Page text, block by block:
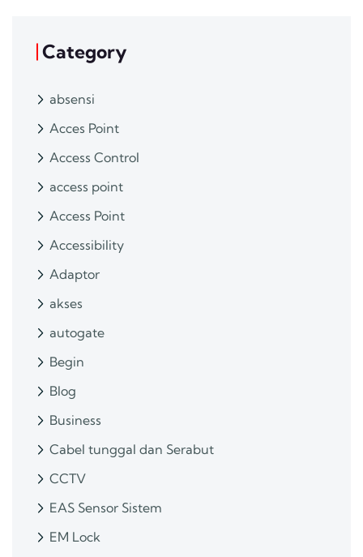
Category
absensi
Acces Point
Access Control
access point
Access Point
Accessibility
Adaptor
akses
autogate
Begin
Blog
Business
Cabel tunggal dan Serabut
CCTV
EAS Sensor Sistem
EM Lock